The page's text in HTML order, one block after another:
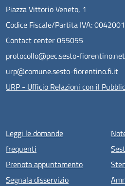
Piazza Vittorio Veneto, 1
Codice Fiscale/Partita IVA:
Contact center 055055
protocollo@pec.sesto-fiorentino.net
urp@comune.sesto-fiorentino.fi.it
URP - Ufficio Relazioni con il
Menu piè di
Leggi le domande
frequenti
Prenota appuntamento
Segnala disservizio